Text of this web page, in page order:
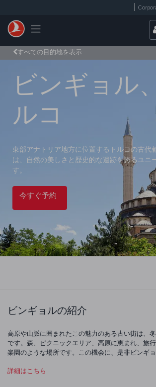
Toggle navigation
すべての目的地を表示
ビンギョル
ルコ
東部アナトリア地方に位置するトルコの古代
は、自然の美しさと歴史的な遺跡を誇るユニ
す。
今すぐ予約
ビンギョルの紹介
高原や山脈に囲まれたこの魅力のある古い街は、
です。森、ピクニックエリア、高原に恵まれ、旅
楽園のような場所です。この機会に、是非ビンギ
詳細はこちら